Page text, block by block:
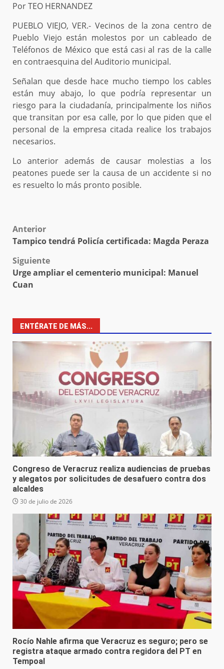
Por TEO HERNANDEZ
PUEBLO VIEJO, VER.- Vecinos de la zona centro de
Pueblo Viejo están molestos por un cableado de
Teléfonos de México que está casi al ras de la calle
en contraesquina del Auditorio municipal.
Señalan que desde hace mucho tiempo los cables
están muy abajo, lo que podría representar un
riesgo para la ciudadanía, principalmente los niños
que transitan por esa calle, por lo que piden que el
personal de la empresa citada realice los trabajos
necesarios.
Lo anterior además de causar molestias a los
peatones puede ser la causa de un accidente si no
es resuelto lo más pronto posible.
Post
navigation
Anterior
Tampico tendrá Policía certificada: Magda Peraza
Siguiente
Urge ampliar el cementerio municipal: Manuel
Cuan
ENTÉRATE DE MÁS...
Congreso de Veracruz realiza audiencias de pruebas
y alegatos por solicitudes de desafuero contra dos
alcaldes
30 de julio de 2026
Rocío Nahle afirma que Veracruz es seguro; pero se
registra ataque armado contra regidora del PT en
Tempoal